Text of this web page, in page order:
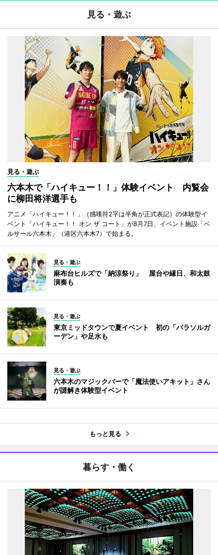
見る・遊ぶ
見る・遊ぶ
六本木で「ハイキュー！！」体験イベント 内覧会
に柳田将洋選手も
アニメ「ハイキュー！！」（感嘆符2字は半角が正式表記）の体験型イ
ベント「ハイキュー！！ オン ザ コート」が8月7日、イベント施設「ベ
ルサール六本木」（港区六本木7）で始まる。
見る・遊ぶ
麻布台ヒルズで「納涼祭り」 屋台や縁日、和太鼓
演奏も
見る・遊ぶ
東京ミッドタウンで夏イベント 初の「パラソルガ
ーデン」や足水も
見る・遊ぶ
六本木のマジックバーで「魔法使いアキット」さん
が謎解き体験型イベント
もっと見る
暮らす・働く